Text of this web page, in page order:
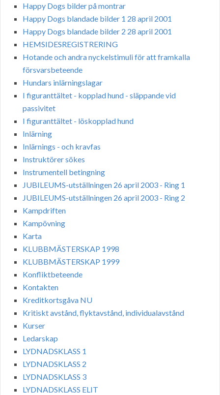
Happy Dogs bilder på montrar
Happy Dogs blandade bilder 1 28 april 2001
Happy Dogs blandade bilder 2 28 april 2001
HEMSIDESREGISTRERING
Hotande och andra nyckelstimuli för att framkalla
försvarsbeteende
Hundars inlärningslagar
I figuranttältet - kopplad hund - släppande vid
passivitet
I figuranttältet - löskopplad hund
Inlärning
Inlärnings - och kravfas
Instruktörer sökes
Instrumentell betingning
JUBILEUMS-utställningen 26 april 2003 - Ring 1
JUBILEUMS-utställningen 26 april 2003 - Ring 2
Kampdriften
Kampövning
Karta
KLUBBMÄSTERSKAP 1998
KLUBBMÄSTERSKAP 1999
Konfliktbeteende
Kontakten
Kreditkortsgåva NU
Kritiskt avstånd, flyktavstånd, individualavstånd
Kurser
Ledarskap
LYDNADSKLASS 1
LYDNADSKLASS 2
LYDNADSKLASS 3
LYDNADSKLASS ELIT